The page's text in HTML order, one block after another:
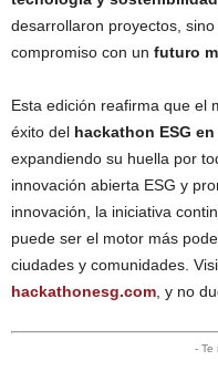
desarrollaron proyectos,
compromiso con un futuro
Esta edición reafirma que el
éxito del hackathon ESG
expandiendo su huella por
innovación abierta ESG y
innovación, la iniciativa
puede ser el motor más
ciudades y comunidades.
hackathonesg.com, y no
- Te